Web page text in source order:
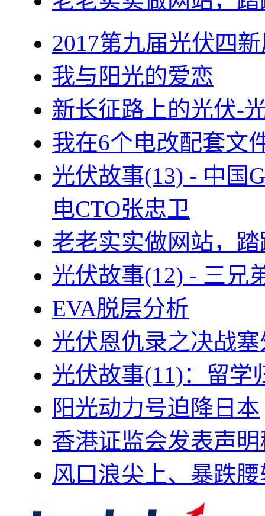
2017第九届光伏四
我与阳光的爱恋
新长征路上的光伏-
我在6个电改配套文
光伏故事(13) - 中国
电CTO张忠卫
老老实实做网站，
光伏故事(12) - 三兄
EVA脱层分析
光伏恩仇录之决战
光伏故事(11)：留学
阳光动力号迫降日本
香港证监会发表声
风口浪尖上、暴跌